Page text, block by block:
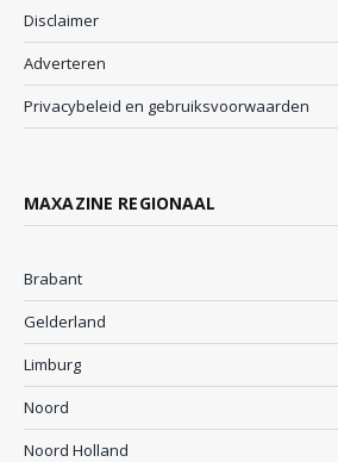
Disclaimer
Adverteren
Privacybeleid en gebruiksvoorwaarden
MAXAZINE REGIONAAL
Brabant
Gelderland
Limburg
Noord
Noord Holland